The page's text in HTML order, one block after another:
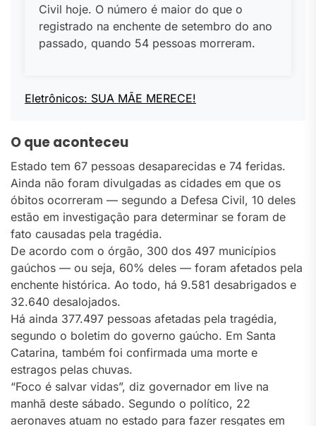
Civil hoje. O número é maior do que o
registrado na enchente de setembro do ano
passado, quando 54 pessoas morreram.
Eletrônicos: SUA MÃE MERECE!
O que aconteceu
Estado tem 67 pessoas desaparecidas e 74 feridas.
Ainda não foram divulgadas as cidades em que os
óbitos ocorreram — segundo a Defesa Civil, 10 deles
estão em investigação para determinar se foram de
fato causadas pela tragédia.
De acordo com o órgão, 300 dos 497 municípios
gaúchos — ou seja, 60% deles — foram afetados pela
enchente histórica. Ao todo, há 9.581 desabrigados e
32.640 desalojados.
Há ainda 377.497 pessoas afetadas pela tragédia,
segundo o boletim do governo gaúcho. Em Santa
Catarina, também foi confirmada uma morte e
estragos pelas chuvas.
“Foco é salvar vidas”, diz governador em live na
manhã deste sábado. Segundo o político, 22
aeronaves atuam no estado para fazer resgates em